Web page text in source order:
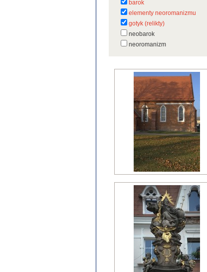
barok
elementy neoromanizmu
gotyk (relikty)
neobarok
neoromanizm
renesans?
wczesny barok